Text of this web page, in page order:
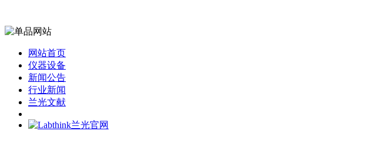
网站首页
仪器设备
新闻公告
行业新闻
兰光文献